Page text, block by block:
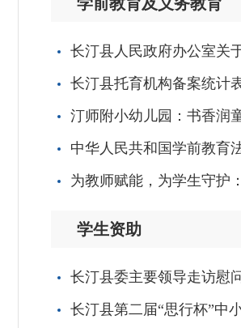
长汀县人民政府办公室关
长汀县托育机构备案统计
汀师附小幼儿园：书香润
中华人民共和国学前教育
为教师赋能，为学生守护
学生资助
长汀县委主要领导走访慰
长汀县第二届“思行杯”中